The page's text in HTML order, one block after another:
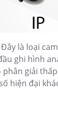
Đây là loại
ghi hình
giải
hiện đại